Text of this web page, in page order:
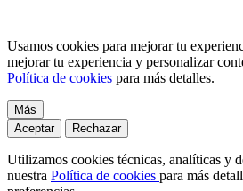
Usamos cookies para mejorar tu
mejorar tu experiencia y personalizar
Política de cookies para más detalles.
Más
Aceptar
Rechazar
Utilizamos cookies técnicas, analíticas y
nuestra Política de cookies para más